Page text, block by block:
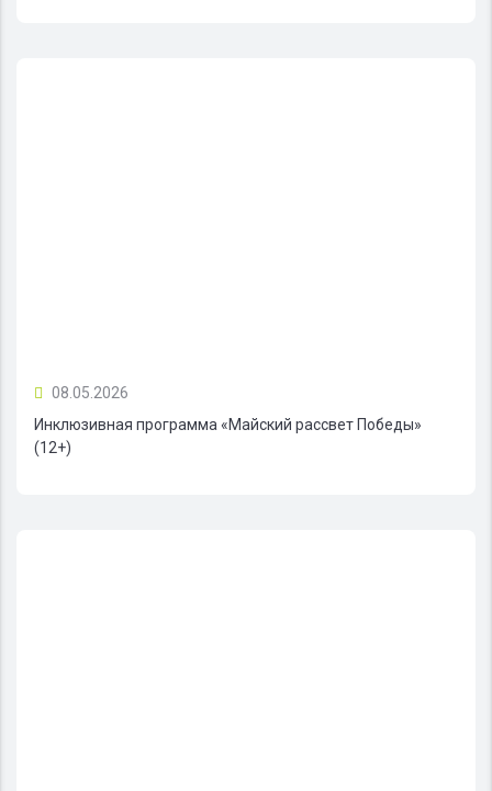
08.05.2026
Инклюзивная программа «Майский рассвет Победы»
(12+)